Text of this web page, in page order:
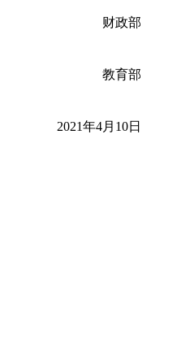
财政部
教育部
2021年4月10日